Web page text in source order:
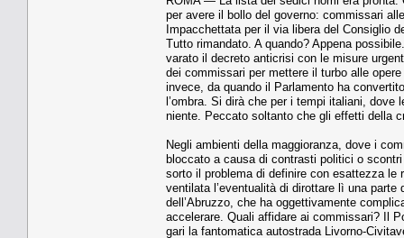
per avere il bollo del governo: commis­sari
Impacchettata per il via libera del Consiglio
Tutto rimandato. A quando? Appe­na
varato il decreto anticrisi con le misure
dei com­missari per mettere il turbo al­le
invece, da quando il Parla­mento ha
l’ombra. Si dirà che per i tempi italiani,
niente. Peccato soltanto che gli effetti della
Negli ambienti della mag­gioranza, dove i
bloccato a cau­sa di contrasti politici o
sorto il problema di defini­re con esattezza
ventilata l’eventualità di dirottare lì una
dell’Abruzzo, che ha oggetti­vamente
accelerare. Qua­li affidare ai commissari? Il
gari la fantomatica autostra­da Livorno-